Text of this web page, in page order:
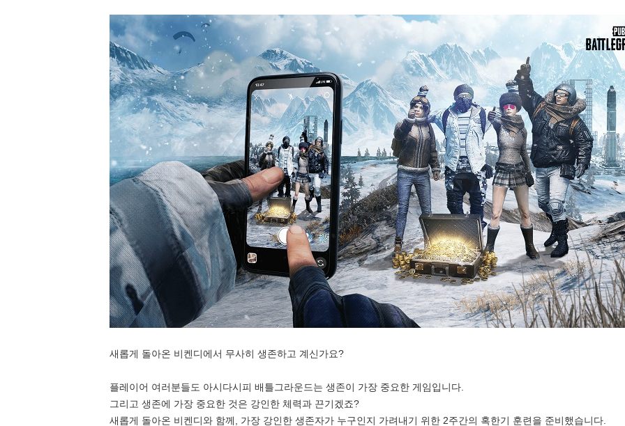
새롭게 돌아온 비켄디에서 무사히 생존하고 계신가요?
플레이어 여러분들도 아시다시피 배틀그라운드는 생존이 가장 중요한 게임입니다.
그리고 생존에 가장 중요한 것은 강인한 체력과 끈기겠죠?
새롭게 돌아온 비켄디와 함께, 가장 강인한 생존자가 누구인지 가려내기 위한 2주간의 혹한기 훈련을 준비했습니다.